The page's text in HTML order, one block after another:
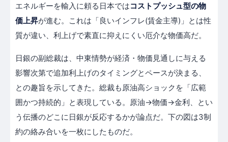
エネルギーを輸入に頼る日本ではコストプッシュ型の物
価上昇が進む。これは「良いインフレ(賃金主導)」とは性
質が違い、利上げで素直に抑えにくい厄介な物価高だ。
日銀の副総裁は、中東情勢が経済・物価見通しに与える
影響次第で追加利上げのタイミングとペースが決まる、
との趣旨を示してきた。総裁も原油高ショックを「広範
囲かつ持続的」と表現している。原油→物価→金利、とい
う伝播のどこに日銀が反応するかが論点だ。下の図は3制
約の絡み合いを一枚にしたものだ。